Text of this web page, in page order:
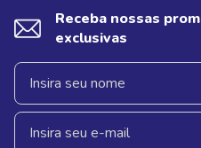
Receba nossas
exclusivas